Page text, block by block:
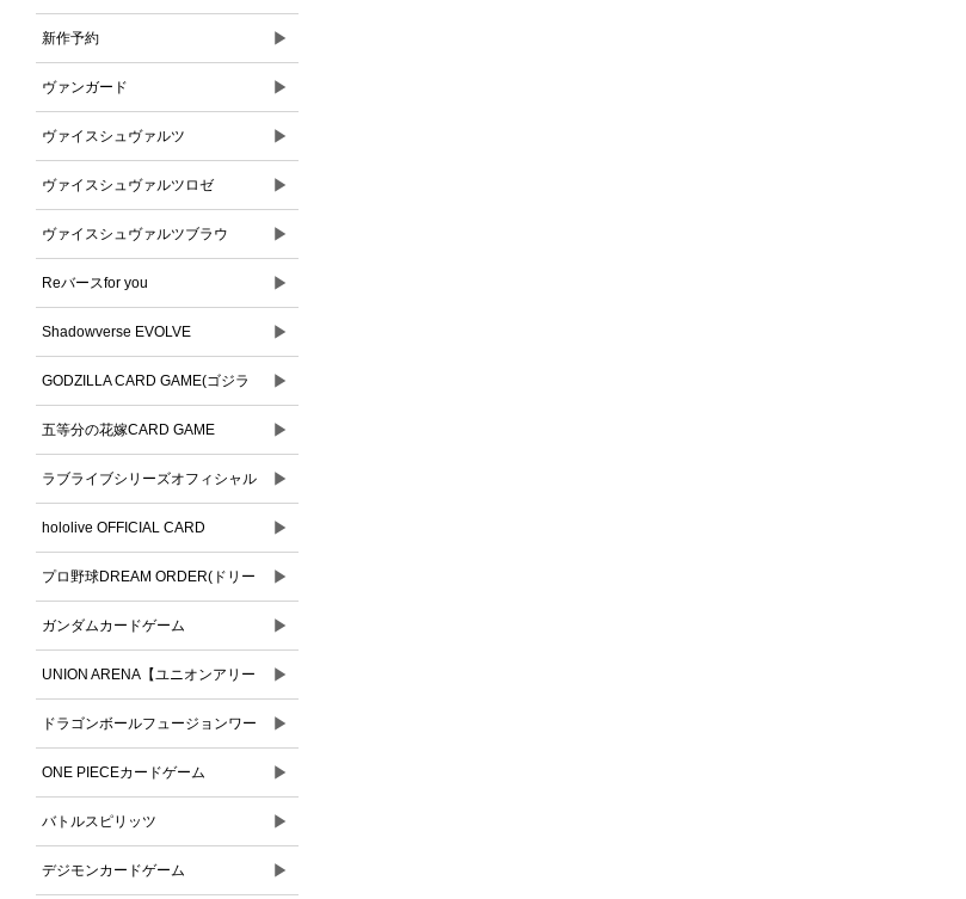
新作予約 ▶
ヴァンガード ▶
ヴァイスシュヴァルツ ▶
ヴァイスシュヴァルツロゼ ▶
ヴァイスシュヴァルツブラウ ▶
Reバースfor you ▶
Shadowverse EVOLVE ▶
GODZILLA CARD GAME(ゴジラ
カードゲーム)
▶
五等分の花嫁CARD GAME ▶
ラブライブシリーズオフィシャル
カードゲーム
▶
hololive OFFICIAL CARD
GAME(ホロライブオフィシャルカ
ードゲーム)
▶
プロ野球DREAM ORDER(ドリー
ムオーダー)
▶
ガンダムカードゲーム ▶
UNION ARENA【ユニオンアリー
ナ】
▶
ドラゴンボールフュージョンワー
ルド
▶
ONE PIECEカードゲーム ▶
バトルスピリッツ ▶
デジモンカードゲーム ▶